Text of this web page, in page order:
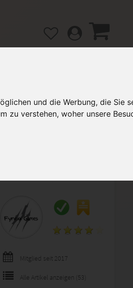
und die Werbung, die Sie
zu verstehen, woher unsere
Hilfe / FAQ
Mitglied seit 2017
Alle Artikel anzeigen (53)